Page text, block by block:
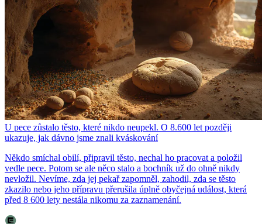
U pece zůstalo těsto, které nikdo neupekl. O 8.600 let později
ukazuje, jak dávno jsme znali kváskování
Někdo smíchal obilí, připravil těsto, nechal ho pracovat a položil
vedle pece. Potom se ale něco stalo a bochník už do ohně nikdy
nevložil. Nevíme, zda jej pekař zapomněl, zahodil, zda se těsto
zkazilo nebo jeho přípravu přerušila úplně obyčejná událost, která
před 8 600 lety nestála nikomu za zaznamenání.